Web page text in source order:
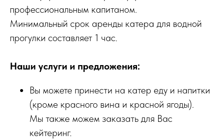
профессиональным капитаном.
Минимальный срок аренды катера для водной
прогулки составляет 1 час.
Наши услуги и предложения:
Вы можете принести на катер еду и напитки
(кроме красного вина и красной ягоды).
Мы также можем заказать для Вас
кейтеринг.